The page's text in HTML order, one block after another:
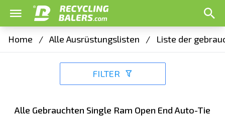
Home / Alle Ausrüstungslisten / Liste der
FILTER
Alle Gebrauchten Single Ram Open End Auto-Tie